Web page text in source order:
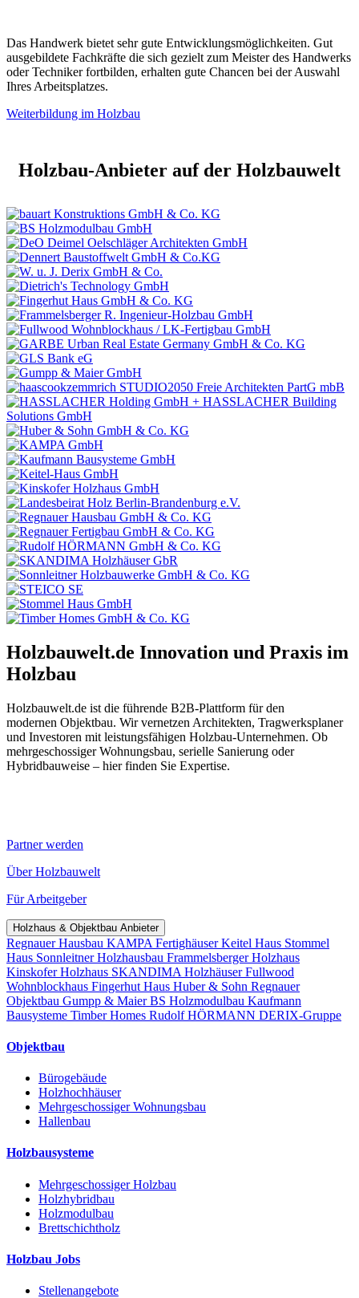
Das Handwerk bietet sehr gute Entwicklungsmöglichkeiten. Gut
ausgebildete Fachkräfte die sich gezielt zum Meister des Handwerks
oder Techniker fortbilden, erhalten gute Chancen bei der Auswahl
Ihres Arbeitsplatzes.
Weiterbildung im Holzbau
Holzbau-Anbieter auf der Holzbauwelt
Holzbauwelt.de Innovation und Praxis im
Holzbau
Holzbauwelt.de ist die führende B2B-Plattform für den
modernen Objektbau. Wir vernetzen Architekten, Tragwerksplaner
und Investoren mit leistungsfähigen Holzbau-Unternehmen. Ob
mehrgeschossiger Wohnungsbau, serielle Sanierung oder
Hybridbauweise – hier finden Sie Expertise.
Partner werden
Über Holzbauwelt
Für Arbeitgeber
Holzhaus & Objektbau Anbieter
Regnauer Hausbau KAMPA FertighäuserKeitel Haus Stommel
Haus Sonnleitner Holzhausbau Frammelsberger Holzhaus
Kinskofer Holzhaus SKANDIMA HolzhäuserFullwood
Wohnblockhaus Fingerhut Haus Huber & Sohn Regnauer
Objektbau Gumpp & MaierBS Holzmodulbau Kaufmann
Bausysteme Timber Homes Rudolf HÖRMANN DERIX-Gruppe
Objektbau
Bürogebäude
Holzhochhäuser
Mehrgeschossiger Wohnungsbau
Hallenbau
Holzbausysteme
Mehrgeschossiger Holzbau
Holzhybridbau
Holzmodulbau
Brettschichtholz
Holzbau Jobs
Stellenangebote